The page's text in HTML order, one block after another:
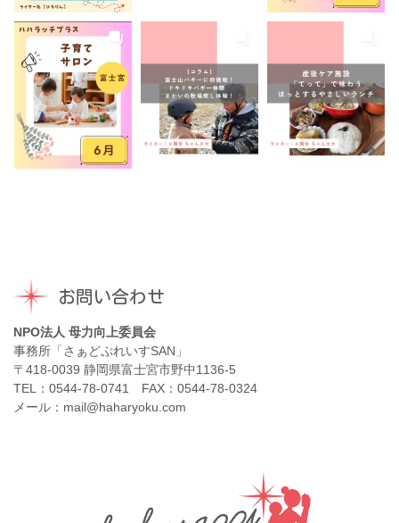
お問い合わせ
NPO法人 母力向上委員会
事務所「さぁどぷれいすSAN」
〒418-0039 静岡県富士宮市野中1136-5
TEL：0544-78-0741 FAX：0544-78-0324
メール：mail@haharyoku.com